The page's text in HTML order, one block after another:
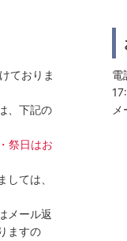
ておりま
、下記の
祭日はお
しては、
メール返
ますの
電